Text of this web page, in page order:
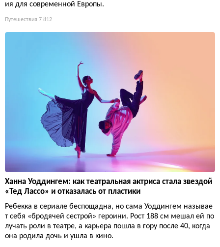
ия для современной Европы.
Путешествия 7 812
Ханна Уоддингем: как театральная актриса стала звездой
«Тед Лассо» и отказалась от пластики
Ребекка в сериале беспощадна, но сама Уоддингем называе
т себя «бродячей сестрой» героини. Рост 188 см мешал ей по
лучать роли в театре, а карьера пошла в гору после 40, когда
она родила дочь и ушла в кино.